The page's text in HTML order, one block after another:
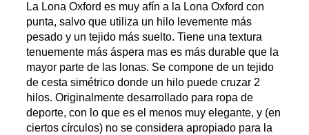
La Lona Oxford es muy afín a la Lona Oxford con
punta, salvo que utiliza un hilo levemente más
pesado y un tejido más suelto. Tiene una textura
tenuemente más áspera mas es más durable que la
mayor parte de las lonas. Se compone de un tejido
de cesta simétrico donde un hilo puede cruzar 2
hilos. Originalmente desarrollado para ropa de
deporte, con lo que es el menos muy elegante, y (en
ciertos círculos) no se considera apropiado para la